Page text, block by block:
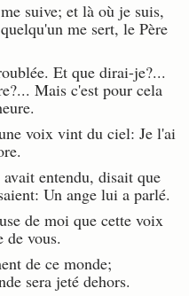
suive; et là où je suis,
me sert, le Père
Et que dirai-je?...
Mais c'est pour cela
voix vint du ciel: Je l'ai
entendu, disait que
Un ange lui a parlé.
de moi que cette voix
de vous.
de ce monde;
sera jeté dehors.